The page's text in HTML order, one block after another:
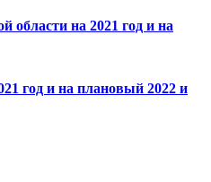
области на 2021 год и на
год и на плановый 2022 и